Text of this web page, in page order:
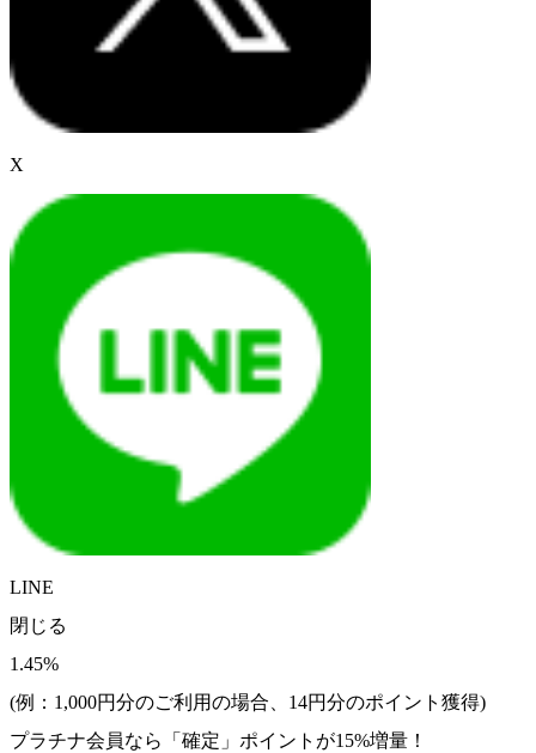
X
LINE
閉じる
1.45%
(例：1,000円分のご利用の場合、 14円分のポイント獲得)
プラチナ会員なら
「確定」 ポイントが15%増量！